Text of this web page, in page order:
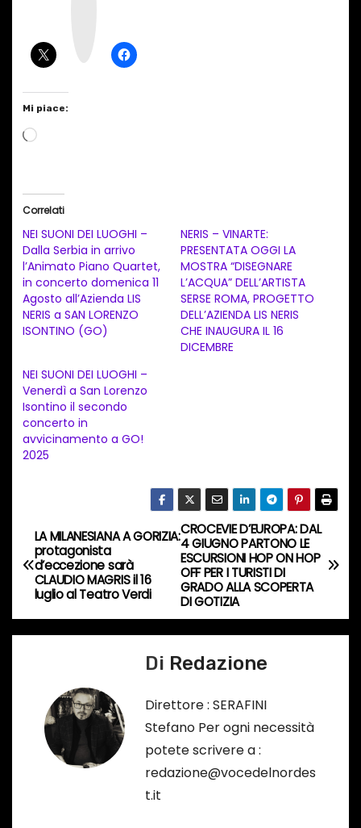
Mi piace:
C
a
m
e
n
t
i
n
c
o
…
Correlati
NEI SUONI DEI LUOGHI –
Dalla Serbia in arrivo
l’Animato Piano Quartet,
in concerto domenica 11
Agosto all’Azienda LIS
NERIS a SAN LORENZO
ISONTINO (GO)
NERIS – VINARTE:
PRESENTATA OGGI LA
MOSTRA “DISEGNARE
L’ACQUA” DELL’ARTISTA
SERSE ROMA, PROGETTO
DELL’AZIENDA LIS NERIS
CHE INAUGURA IL 16
DICEMBRE
NEI SUONI DEI LUOGHI –
Venerdì a San Lorenzo
Isontino il secondo
concerto in
avvicinamento a GO!
2025
N
a
v
i
CROCEVIE D’EUROPA: DAL
4 GIUGNO PARTONO LE
ESCURSIONI HOP ON HOP
OFF PER I TURISTI DI
GRADO ALLA SCOPERTA
DI GOTIZIA
LA MILANESIANA A GORIZIA:
protagonista
d’eccezione sarà
CLAUDIO MAGRIS il 16
luglio al Teatro Verdi
Di Redazione
Direttore : SERAFINI
Stefano Per ogni necessità
potete scrivere a :
redazione@vocedelnordes
t.it